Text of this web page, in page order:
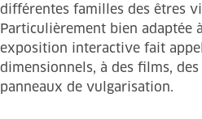
différentes familles des êtres
Particulièrement bien adaptée
exposition interactive fait
dimensionnels, à des films,
panneaux de vulgarisation.